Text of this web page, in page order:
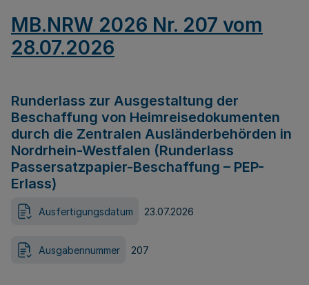
MB.NRW 2026 Nr. 207 vom
28.07.2026
Runderlass zur Ausgestaltung der
Beschaffung von Heimreisedokumenten
durch die Zentralen Ausländerbehörden in
Nordrhein-Westfalen (Runderlass
Passersatzpapier-Beschaffung – PEP-
Erlass)
Ausfertigungsdatum 23.07.2026
Ausgabennummer 207